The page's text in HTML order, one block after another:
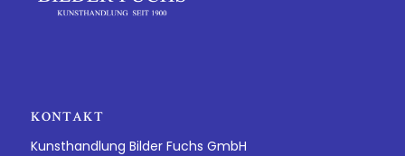
KONTAKT
Kunsthandlung Bilder Fuchs GmbH